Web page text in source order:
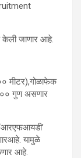
केली जाणार आहे.
मीटर),गोळाफेक
१०० गुण असणार
यामुळे
आहे.